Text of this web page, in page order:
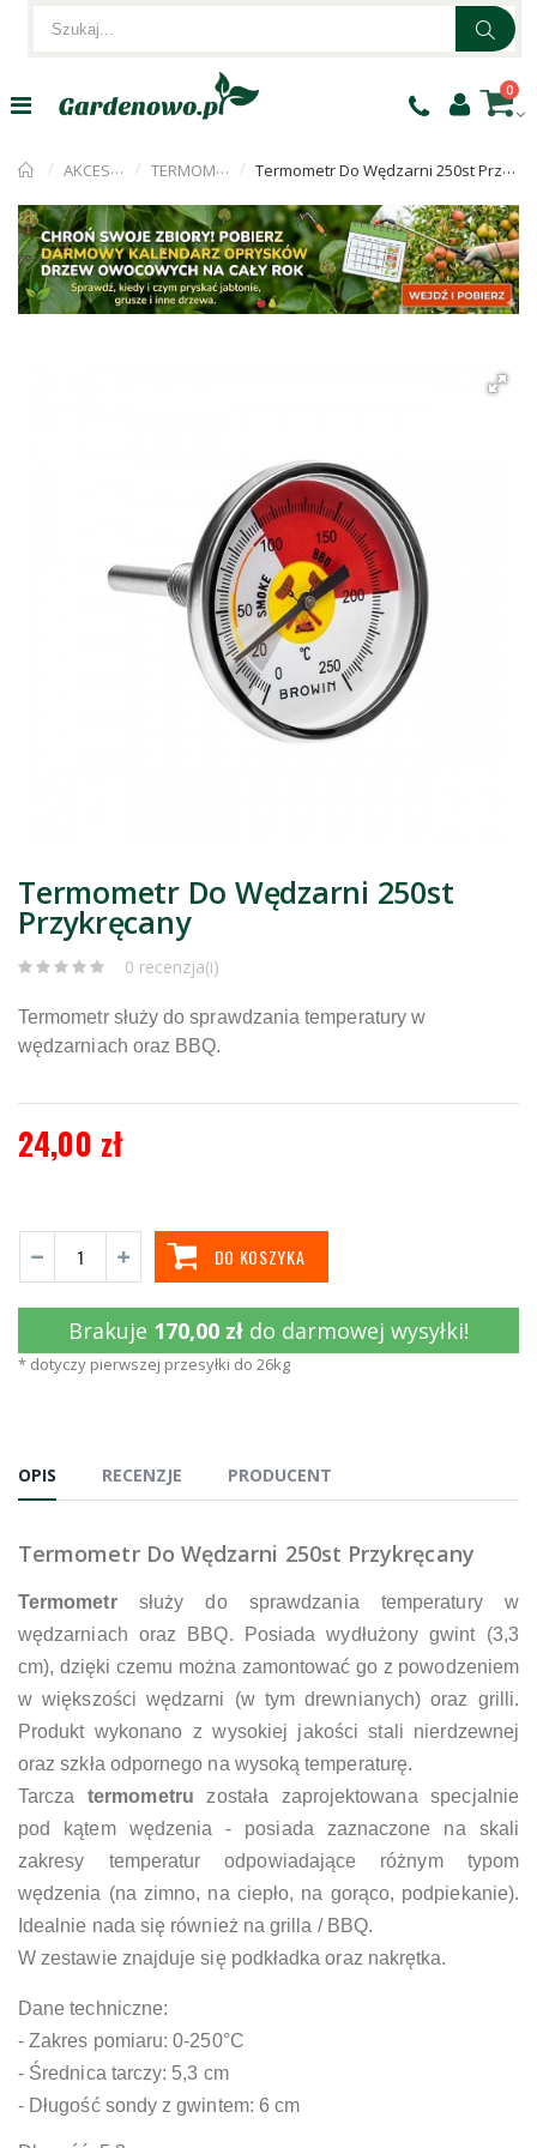
0
AKCESORIA TERMOMETRY Termometr Do Wędzarni 250st Przykręcany
Termometr Do Wędzarni 250st
Przykręcany
0 recenzja(i)
Termometr służy do sprawdzania temperatury w
wędzarniach oraz BBQ.
24,00 zł
DO KOSZYKA
Brakuje 170,00 zł do darmowej wysyłki!
* dotyczy pierwszej przesyłki do 26kg
OPIS RECENZJE PRODUCENT
Termometr Do Wędzarni 250st Przykręcany
Termometrsłuży do sprawdzania temperatury w
wędzarniach oraz BBQ. Posiada wydłużony gwint (3,3
cm), dzięki czemu można zamontować go z powodzeniem
w większości wędzarni (w tym drewnianych) oraz grilli.
Produkt wykonano z wysokiej jakości stali nierdzewnej
oraz szkła odpornego na wysoką temperaturę.
Tarczatermometru została zaprojektowana specjalnie
pod kątem wędzenia - posiada zaznaczone na skali
zakresy temperatur odpowiadające różnym typom
wędzenia (na zimno, na ciepło, na gorąco, podpiekanie).
Idealnie nada się również na grilla / BBQ.
W zestawie znajduje się podkładka oraz nakrętka.
Dane techniczne:
- Zakres pomiaru: 0-250°C
- Średnica tarczy: 5,3 cm
- Długość sondy z gwintem: 6 cm